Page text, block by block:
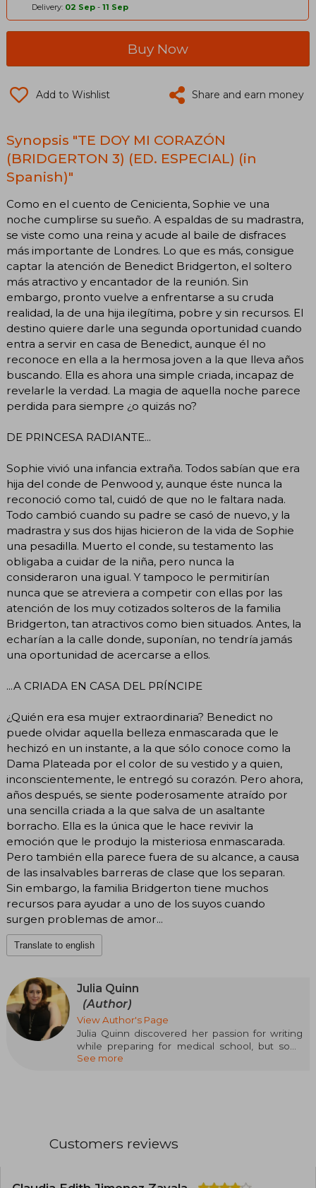
Delivery: 02 Sep - 11 Sep
Buy Now
Add to Wishlist Share and earn money
Synopsis "TE DOY MI CORAZÓN
(BRIDGERTON 3) (ED. ESPECIAL) (in
Spanish)"
Como en el cuento de Cenicienta, Sophie ve una
noche cumplirse su sueño. A espaldas de su madrastra,
se viste como una reina y acude al baile de disfraces
más importante de Londres. Lo que es más, consigue
captar la atención de Benedict Bridgerton, el soltero
más atractivo y encantador de la reunión. Sin
embargo, pronto vuelve a enfrentarse a su cruda
realidad, la de una hija ilegítima, pobre y sin recursos. El
destino quiere darle una segunda oportunidad cuando
entra a servir en casa de Benedict, aunque él no
reconoce en ella a la hermosa joven a la que lleva años
buscando. Ella es ahora una simple criada, incapaz de
revelarle la verdad. La magia de aquella noche parece
perdida para siempre ¿o quizás no?
DE PRINCESA RADIANTE...
Sophie vivió una infancia extraña. Todos sabían que era
hija del conde de Penwood y, aunque éste nunca la
reconoció como tal, cuidó de que no le faltara nada.
Todo cambió cuando su padre se casó de nuevo, y la
madrastra y sus dos hijas hicieron de la vida de Sophie
una pesadilla. Muerto el conde, su testamento las
obligaba a cuidar de la niña, pero nunca la
consideraron una igual. Y tampoco le permitirían
nunca que se atreviera a competir con ellas por las
atención de los muy cotizados solteros de la familia
Bridgerton, tan atractivos como bien situados. Antes, la
echarían a la calle donde, suponían, no tendría jamás
una oportunidad de acercarse a ellos.
...A CRIADA EN CASA DEL PRÍNCIPE
¿Quién era esa mujer extraordinaria? Benedict no
puede olvidar aquella belleza enmascarada que le
hechizó en un instante, a la que sólo conoce como la
Dama Plateada por el color de su vestido y a quien,
inconscientemente, le entregó su corazón. Pero ahora,
años después, se siente poderosamente atraído por
una sencilla criada a la que salva de un asaltante
borracho. Ella es la única que le hace revivir la
emoción que le produjo la misteriosa enmascarada.
Pero también ella parece fuera de su alcance, a causa
de las insalvables barreras de clase que los separan.
Sin embargo, la familia Bridgerton tiene muchos
recursos para ayudar a uno de los suyos cuando
surgen problemas de amor...
Translate to english
Julia Quinn
(Author)
View Author's Page
Julia Quinn discovered her passion for writing
while preparing for medical school, but soon
realized that her true path lay in stories, not
York Times list, she has been recognized with a
See more
Customers reviews